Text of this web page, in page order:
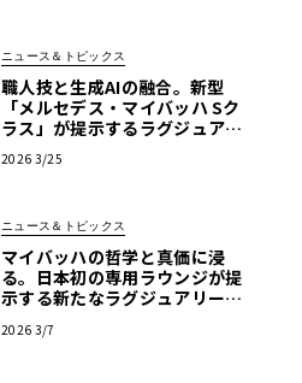
ニュース＆トピックス
職人技と生成AIの融合。新型
「メルセデス・マイバッハ Sク
ラス」が提示するラグジュアリ
2026 3/25
ニュース＆トピックス
マイバッハの哲学と真価に浸
る。日本初の専用ラウンジが提
示する新たなラグジュアリーの
2026 3/7